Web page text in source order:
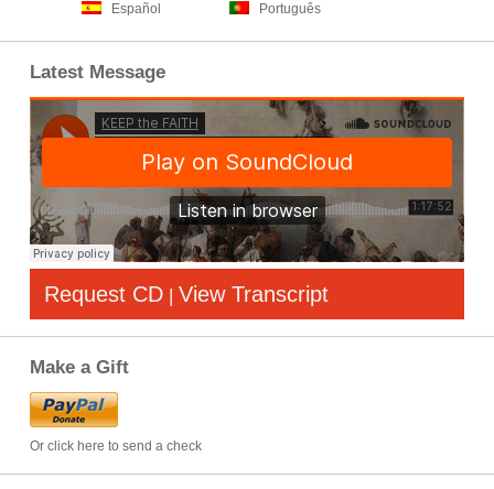
Español Português
Latest Message
Request CD | View Transcript
Make a Gift
Or click here to send a check